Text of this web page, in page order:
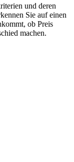
und deren
Sie auf einen
ob Preis
machen.